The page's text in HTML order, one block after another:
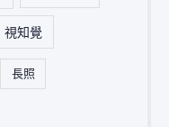
視知覺
長照